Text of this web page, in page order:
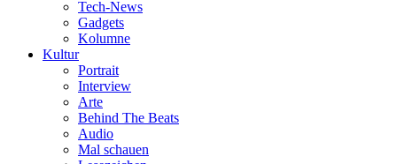
Tech-News
Gadgets
Kolumne
Kultur
Portrait
Interview
Arte
Behind The Beats
Audio
Mal schauen